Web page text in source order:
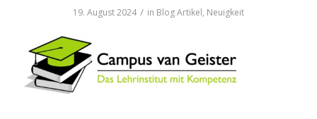
19. August 2024 / in Blog Artikel, Neuigkeit